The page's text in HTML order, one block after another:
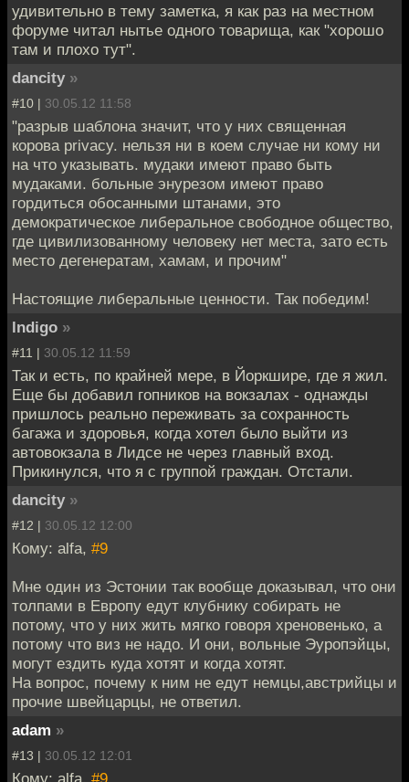
удивительно в тему заметка, я как раз на местном
форуме читал нытье одного товарища, как "хорошо
там и плохо тут".
dancity »
#10 | 30.05.12 11:58
"разрыв шаблона значит, что у них священная
корова privacy. нельзя ни в коем случае ни кому ни
на что указывать. мудаки имеют право быть
мудаками. больные энурезом имеют право
гордиться обосанными штанами, это
демократическое либеральное свободное общество,
где цивилизованному человеку нет места, зато есть
место дегенератам, хамам, и прочим"
Настоящие либеральные ценности. Так победим!
lndigo »
#11 | 30.05.12 11:59
Так и есть, по крайней мере, в Йоркшире, где я жил.
Еще бы добавил гопников на вокзалах - однажды
пришлось реально переживать за сохранность
багажа и здоровья, когда хотел было выйти из
автовокзала в Лидсе не через главный вход.
Прикинулся, что я с группой граждан. Отстали.
dancity »
#12 | 30.05.12 12:00
Кому: alfa, #9
Мне один из Эстонии так вообще доказывал, что они
толпами в Европу едут клубнику собирать не
потому, что у них жить мягко говоря хреновенько, а
потому что виз не надо. И они, вольные Эуропэйцы,
могут ездить куда хотят и когда хотят.
На вопрос, почему к ним не едут немцы,австрийцы и
прочие швейцарцы, не ответил.
adam »
#13 | 30.05.12 12:01
Кому: alfa, #9